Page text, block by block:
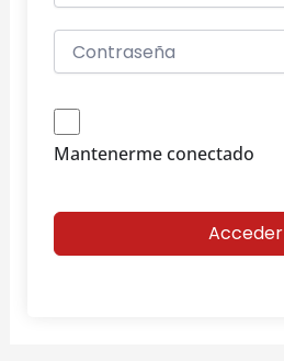
Mantenerme conectado
Acceder